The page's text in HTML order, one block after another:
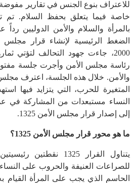
للاعتراف بنوع الجنس في تقارير
خاصة فيما يتعلق بحفظ السلام. تم
بالمرأة والسلام والأمن الدوليين
2000، جاءت جهود التحالف لتؤتي
رئاسة مجلس الأمن وأجرت جلسة
والأمن. خلال هذه الجلسة، اعترف مجلس
المتغيرة للحرب، التي يتزايد فيها
النساء مستبعدات من المشاركة في
إلى إصدار قرار مجلس الأمن 1325.
ما هو محور قرار مجلس الأمن 1325؟
يتناول القرار 1325
للصراعات العنيفة والحروب على النساء
الحاسم الذي يجب على المرأة القيام